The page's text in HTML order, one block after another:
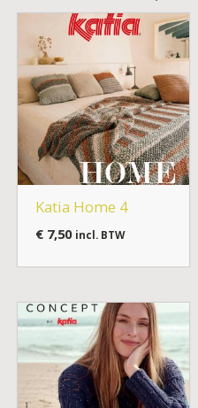
Katia Home 4
€7,50 incl. BTW